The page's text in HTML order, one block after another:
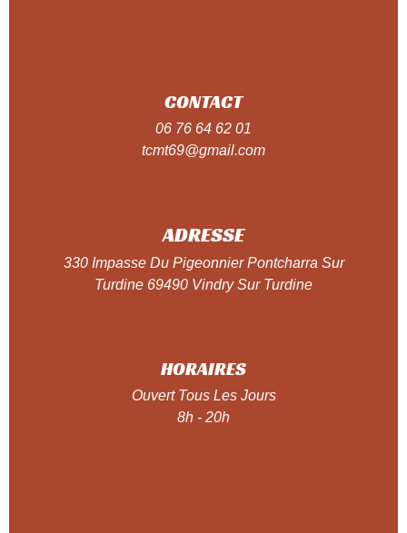
CONTACT
06 76 64 62 01
tcmt69@gmail.com
ADRESSE
330 Impasse Du Pigeonnier Pontcharra Sur
Turdine 69490 Vindry Sur Turdine
HORAIRES
Ouvert Tous Les Jours
8h - 20h